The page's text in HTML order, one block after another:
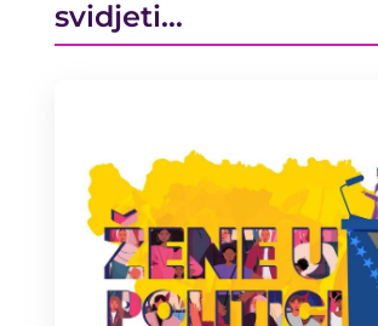
svidjeti…